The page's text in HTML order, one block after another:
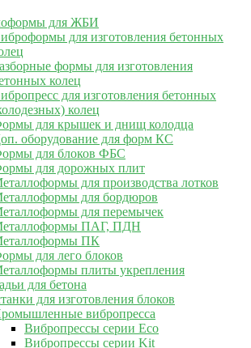
для ЖБИ
для изготовления бетонных
формы для изготовления
колец
для изготовления бетонных
колец
для крышек и днищ колодца
оборудование для форм КС
для блоков ФБС
для дорожных плит
для производства лотков
для бордюров
для перемычек
ПАГ, ПДН
ПК
для лего блоков
плиты укрепления
для бетона
для изготовления блоков
вибропресса
Вибропрессы серии Eco
Вибропрессы серии Kit